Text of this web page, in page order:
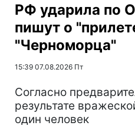
РФ ударила по
пишут о
"Черноморца"
15:39 07.08.2026 Пт
Согласно
результате
один человек